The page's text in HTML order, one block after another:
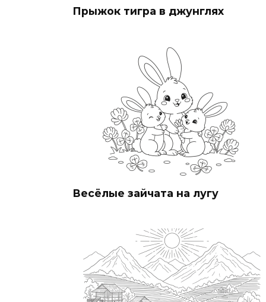
Прыжок тигра в джунглях
Весёлые зайчата на лугу